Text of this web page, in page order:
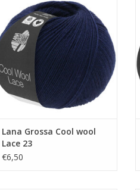
TOEVOEGEN AAN WINKELWAGEN
Lana Grossa Cool wool
Lace 23
€6,50